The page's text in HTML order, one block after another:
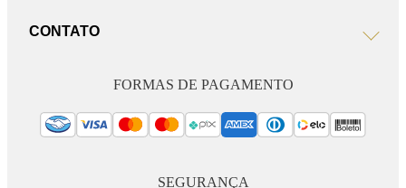
CONTATO
FORMAS DE PAGAMENTO
SEGURANÇA